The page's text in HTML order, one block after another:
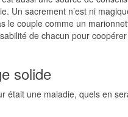
Un sacrement n’est ni
le couple comme un
de chacun pour
solide
était une maladie, quels en